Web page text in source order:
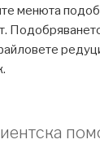
менюта